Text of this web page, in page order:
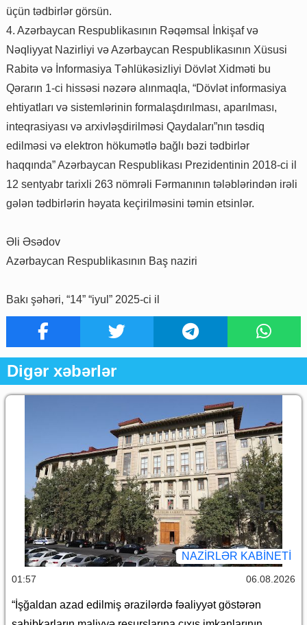
üçün tədbirlər görsün.
4. Azərbaycan Respublikasının Rəqəmsal İnkişaf və
Nəqliyyat Nazirliyi və Azərbaycan Respublikasının Xüsusi
Rabitə və İnformasiya Təhlükəsizliyi Dövlət Xidməti bu
Qərarın 1-ci hissəsi nəzərə alınmaqla, “Dövlət informasiya
ehtiyatları və sistemlərinin formalaşdırılması, aparılması,
inteqrasiyası və arxivləşdirilməsi Qaydaları”nın təsdiq
edilməsi və elektron hökumətlə bağlı bəzi tədbirlər
haqqında” Azərbaycan Respublikası Prezidentinin 2018-ci il
12 sentyabr tarixli 263 nömrəli Fərmanının tələblərindən irəli
gələn tədbirlərin həyata keçirilməsini təmin etsinlər.
Əli Əsədov
Azərbaycan Respublikasının Baş naziri
Bakı şəhəri, “14” “iyul” 2025-ci il
Digər xəbərlər
NAZIRLƏR KABINETI
01:57 06.08.2026
“İşğaldan azad edilmiş ərazilərdə fəaliyyət göstərən